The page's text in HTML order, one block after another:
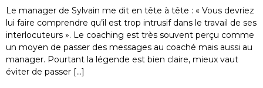
Le manager de Sylvain me dit en tête à tête : « Vous devriez
lui faire comprendre qu’il est trop intrusif dans le travail de ses
interlocuteurs ». Le coaching est très souvent perçu comme
un moyen de passer des messages au coaché mais aussi au
manager. Pourtant la légende est bien claire, mieux vaut
éviter de passer […]